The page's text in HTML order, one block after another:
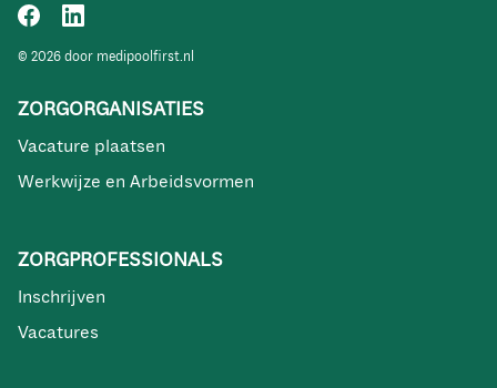
© 2026 door medipoolfirst.nl
ZORGORGANISATIES
Vacature plaatsen
Werkwijze en Arbeidsvormen
ZORGPROFESSIONALS
Inschrijven
Vacatures